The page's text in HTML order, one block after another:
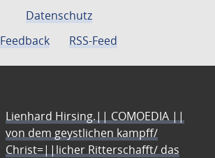
Datenschutz
Feedback
RSS-Feed
Lienhard Hirsing.|| COMOEDIA ||
von dem geystlichen kampff/
Christ=||licher Ritterschafft/ das